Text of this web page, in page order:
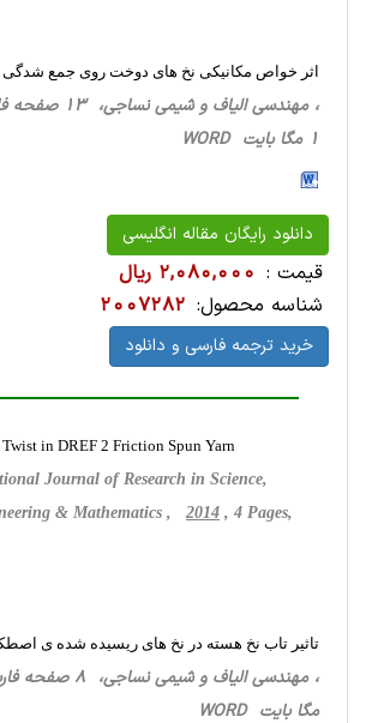
اثر خواص مکانیکی نخ های دوخت روی جمع شدگی
، مهندسی الیاف و
1 مگا بایت WORD
دانلود رایگان مقاله انگلیسی
قیمت : 2,080,000 ریال
شناسه محصول: 2007282
خرید ترجمه فارسی و دانلود
in DREF 2 Friction Spun Yarn
Journal of Research in Science,
& Mathematics , 2014 , 4 Pages,
تاثیر تاب نخ هسته در نخ های ریسیده شده ی
مگا بایت WORD